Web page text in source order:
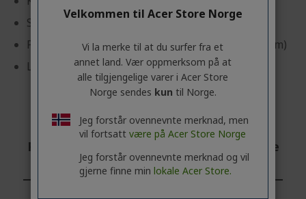
Sideforhold: 4:3 (Native)
Projeksjonslengde og -radius: 1.94 ~ 2.16 (51"@2m)
Lysstyrke: 4500 lm
Profesjonell? Oppdag de beste tilbudene
våre!
Velkommen til Acer Store Norge
Vi la merke til at du surfer fra et
annet land. Vær oppmerksom på at
alle tilgjengelige varer i Acer Store
Norge sendes kun til Norge.
Jeg forstår ovennevnte merknad, men
vil fortsatt være på Acer Store Norge
Jeg forstår ovennevnte merknad og vil
gjerne finne min lokale Acer Store.